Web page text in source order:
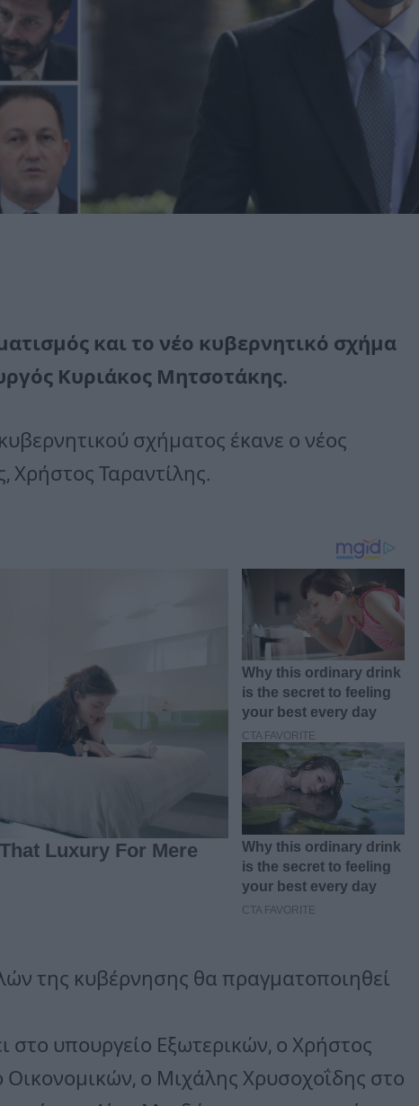
και το νέο κυβερνητικό σχήμα
Κυριάκος Μητσοτάκης.
σχήματος έκανε ο νέος
Χρήστος Ταραντίλης.
της κυβέρνησης θα πραγματοποιηθεί
στο υπουργείο Εξωτερικών, ο Χρήστος
Οικονομικών, ο Μιχάλης Χρυσοχοΐδης στο